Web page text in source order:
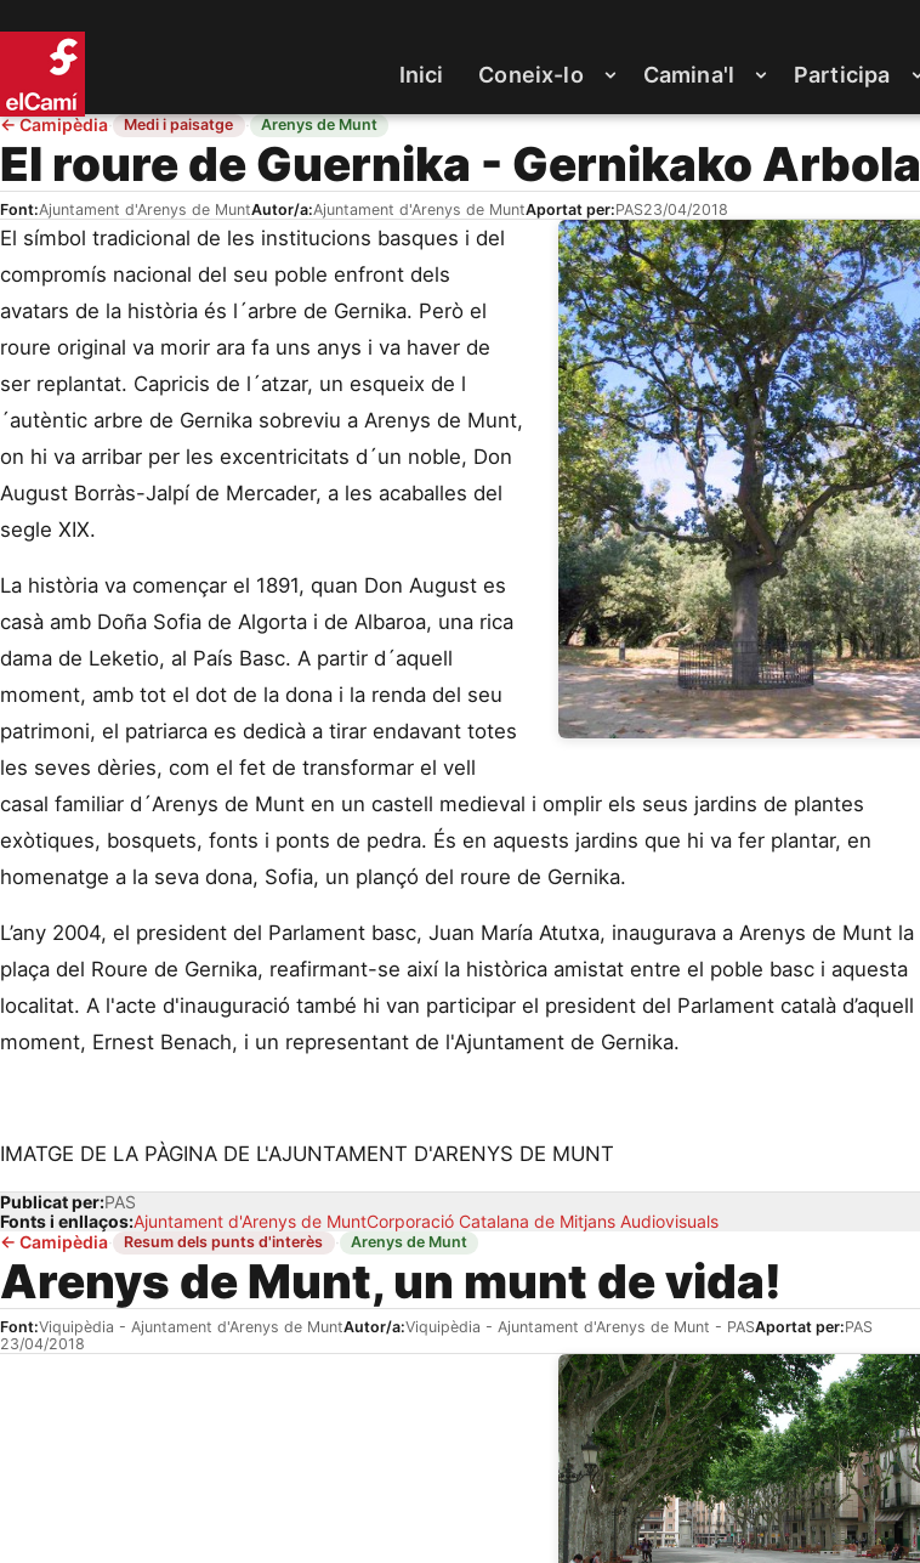
Inici Coneix-lo Camina'l Participa
←Camipèdia· Medi i paisatge · Arenys de Munt
El roure de Guernika - Gernikako Arbola
Font:Ajuntament d'Arenys de MuntAutor/a:Ajuntament d'Arenys de MuntAportat per:PAS23/04/2018
El símbol tradicional de les institucions basques i del
compromís nacional del seu poble enfront dels
avatars de la història és l´arbre de Gernika. Però el
roure original va morir ara fa uns anys i va haver de
ser replantat. Capricis de l´atzar, un esqueix de l
´autèntic arbre de Gernika sobreviu a Arenys de Munt,
on hi va arribar per les excentricitats d´un noble, Don
August Borràs-Jalpí de Mercader, a les acaballes del
segle XIX.
La història va començar el 1891, quan Don August es
casà amb Doña Sofia de Algorta i de Albaroa, una rica
dama de Leketio, al País Basc. A partir d´aquell
moment, amb tot el dot de la dona i la renda del seu
patrimoni, el patriarca es dedicà a tirar endavant totes
les seves dèries, com el fet de transformar el vell
casal familiar d´Arenys de Munt en un castell medieval i omplir els seus jardins de plantes
exòtiques, bosquets, fonts i ponts de pedra. És en aquests jardins que hi va fer plantar, en
homenatge a la seva dona, Sofia, un plançó del roure de Gernika.
L’any 2004, el president del Parlament basc, Juan María Atutxa, inaugurava a Arenys de Munt la
plaça del Roure de Gernika, reafirmant-se així la històrica amistat entre el poble basc i aquesta
localitat. A l'acte d'inauguració també hi van participar el president del Parlament català d’aquell
moment, Ernest Benach, i un representant de l'Ajuntament de Gernika.
IMATGE DE LA PÀGINA DE L'AJUNTAMENT D'ARENYS DE MUNT
Publicat per:PAS
Fonts i enllaços:Ajuntament d'Arenys de MuntCorporació Catalana de Mitjans Audiovisuals
← Camipèdia· Resum dels punts d'interès · Arenys de Munt
Arenys de Munt, un munt de vida!
Font:Viquipèdia - Ajuntament d'Arenys de MuntAutor/a:Viquipèdia - Ajuntament d'Arenys de Munt - PASAportat per:PAS
23/04/2018